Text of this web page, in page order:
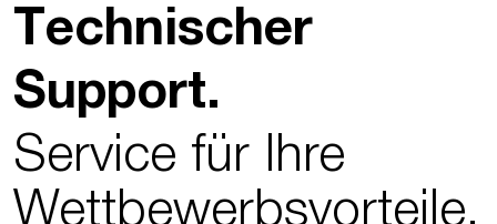
Technischer
Support.
Service für Ihre
Wettbewerbs­vorteile.